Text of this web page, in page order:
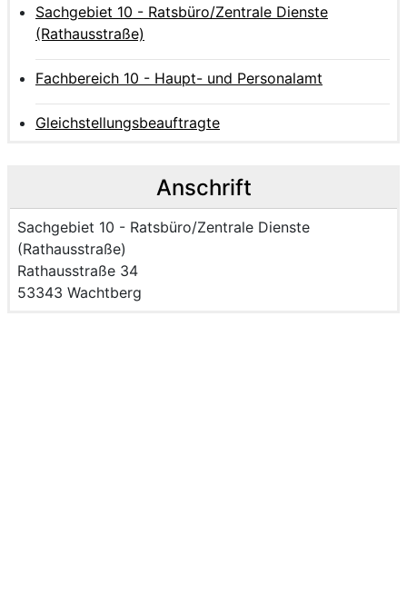
Sachgebiet 10 - Ratsbüro/Zentrale Dienste
(Rathausstraße)
Fachbereich 10 - Haupt- und Personalamt
Gleichstellungsbeauftragte
Anschrift
Name der Einrichtung:
Sachgebiet 10 - Ratsbüro/Zentrale Dienste
(Rathausstraße)
Strasse und Hausnummer
Rathausstraße 34
PLZ und Ort
53343 Wachtberg